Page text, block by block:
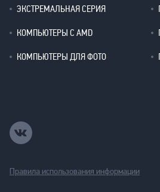
ЭКСТРЕМАЛЬНАЯ СЕРИЯ
КОМПЬЮТЕРЫ С AMD
КОМПЬЮТЕРЫ ДЛЯ ФОТО
Правила использования информации